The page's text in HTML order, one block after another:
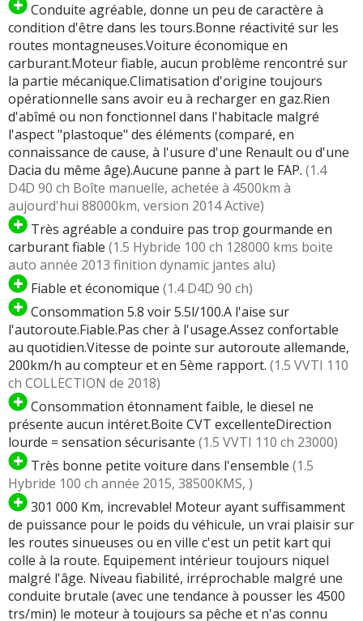
Conduite agréable, donne un peu de caractère à
condition d'être dans les tours.Bonne réactivité sur les
routes montagneuses.Voiture économique en
carburant.Moteur fiable, aucun problème rencontré sur
la partie mécanique.Climatisation d'origine toujours
opérationnelle sans avoir eu à recharger en gaz.Rien
d'abîmé ou non fonctionnel dans l'habitacle malgré
l'aspect "plastoque" des éléments (comparé, en
connaissance de cause, à l'usure d'une Renault ou d'une
Dacia du même âge).Aucune panne à part le FAP. (1.4
D4D 90 ch Boîte manuelle, achetée à 4500km à
aujourd'hui 88000km, version 2014 Active)
Très agréable a conduire pas trop gourmande en
carburant fiable (1.5 Hybride 100 ch 128000 kms boite
auto année 2013 finition dynamic jantes alu)
Fiable et économique (1.4 D4D 90 ch)
Consommation 5.8 voir 5.5l/100.A l'aise sur
l'autoroute.Fiable.Pas cher à l'usage.Assez confortable
au quotidien.Vitesse de pointe sur autoroute allemande,
200km/h au compteur et en 5ème rapport. (1.5 VVTI 110
ch COLLECTION de 2018)
Consommation étonnament faible, le diesel ne
présente aucun intéret.Boite CVT excellenteDirection
lourde = sensation sécurisante (1.5 VVTI 110 ch 23000)
Très bonne petite voiture dans l'ensemble (1.5
Hybride 100 ch année 2015, 38500KMS, )
301 000 Km, increvable! Moteur ayant suffisamment
de puissance pour le poids du véhicule, un vrai plaisir sur
les routes sinueuses ou en ville c'est un petit kart qui
colle à la route. Equipement intérieur toujours niquel
malgré l'âge. Niveau fiabilité, irréprochable malgré une
conduite brutale (avec une tendance à pousser les 4500
trs/min) le moteur à toujours sa pêche et n'as connu